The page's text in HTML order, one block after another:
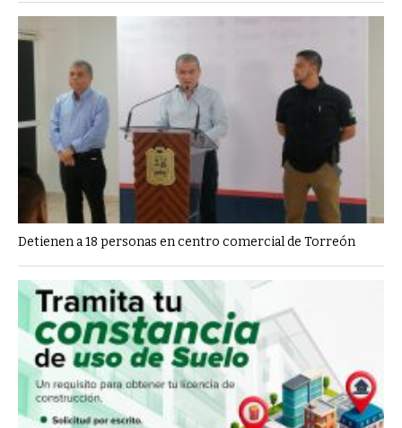
Detienen a 18 personas en centro comercial de Torreón